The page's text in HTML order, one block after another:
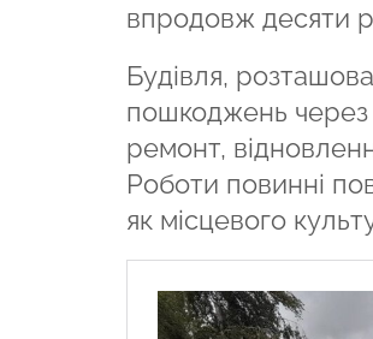
впродовж десяти
Будівля,
пошкоджень через
ремонт,
Роботи повинні
як місцевого